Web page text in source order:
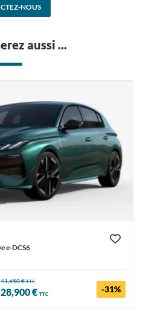
NOUS
aussi ...
e-DCS6
41,650 €TTC
28,900 € TTC -31%